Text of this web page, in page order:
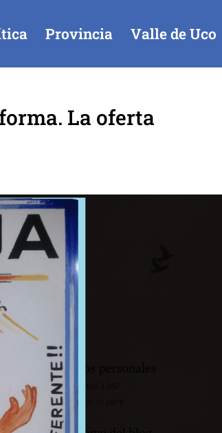
Provincia Valle de Uco
La oferta